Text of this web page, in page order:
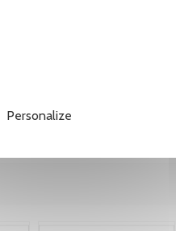
Personalize